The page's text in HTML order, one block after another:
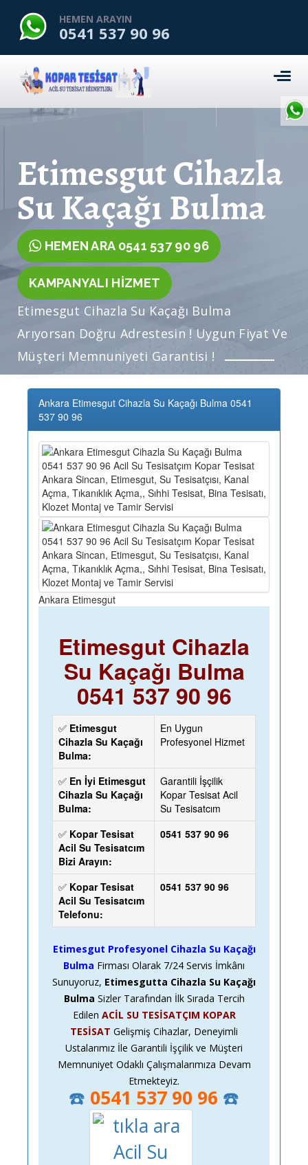
HEMEN ARAYIN
0541 537 90 96
Etimesgut Cihazla
Su Kaçağı Bulma
HEMEN ARA 0541 537 90 96
KAMPANYALI HİZMET
Etimesgut Cihazla Su Kaçağı Bulma
Arıyorsan Doğru Adrestesin ! Uygun Fiyat Ve
Müşteri Memnuniyeti Garantisi !
Ankara Etimesgut Cihazla Su Kaçağı Bulma 0541
537 90 96
Ankara Etimesgut
Etimesgut Cihazla
Su Kaçağı Bulma
0541 537 90 96
✅ Etimesgut
Cihazla Su Kaçağı
Bulma:
En Uygun
Profesyonel Hizmet
✅ En İyi Etimesgut
Cihazla Su Kaçağı
Bulma:
Garantili İşçilik
Kopar Tesisat Acil
Su Tesisatcım
✅ Kopar Tesisat
Acil Su Tesisatcım
Bizi Arayın:
0541 537 90 96
✅ Kopar Tesisat
Acil Su Tesisatcım
Telefonu:
0541 537 90 96
Etimesgut Profesyonel Cihazla Su Kaçağı
Bulma Firması Olarak 7/24 Servis İmkânı
Sunuyoruz, Etimesgutta Cihazla Su Kaçağı
Bulma Sizler Tarafından İlk Sırada Tercih
Edilen ACİL SU TESİSATÇIM KOPAR
TESİSAT Gelişmiş Cihazlar, Deneyimli
Ustalarımız İle Garantili İşçilik ve Müşteri
Memnuniyet Odaklı Çalışmalarımıza Devam
Etmekteyiz.
☎️ 0541 537 90 96 ☎️